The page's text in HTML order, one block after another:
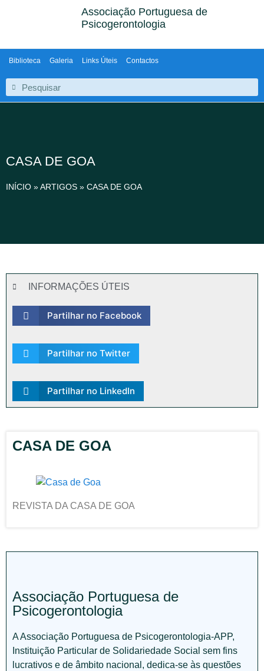
Associação Portuguesa de
Psicogerontologia
Biblioteca Galeria Links Úteis Contactos
CASA DE GOA
INÍCIO »ARTIGOS » CASA DE GOA
INFORMAÇÕES ÚTEIS
Partilhar no Facebook
Partilhar no Twitter
Partilhar no LinkedIn
CASA DE GOA
REVISTA DA CASA DE GOA
Associação Portuguesa de
Psicogerontologia
A Associação Portuguesa de Psicogerontologia-APP,
Instituição Particular de Solidariedade Social sem fins
lucrativos e de âmbito nacional, dedica-se às questões